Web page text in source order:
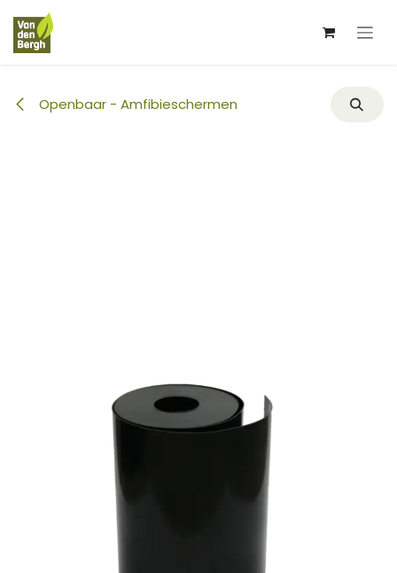
Overslaan naar inhoud
Openbaar - Amfibieschermen